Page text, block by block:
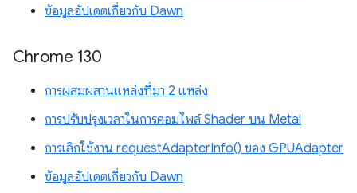
ข้อมูลอัปเดตเกี่ยวกับ Dawn
Chrome 130
การผสมผสานแหล่งที่มา 2 แหล่ง
การปรับปรุงเวลาในการคอมไพล์ Shader บน Metal
การเลิกใช้งาน requestAdapterInfo() ของ GPUAdapter
ข้อมูลอัปเดตเกี่ยวกับ Dawn